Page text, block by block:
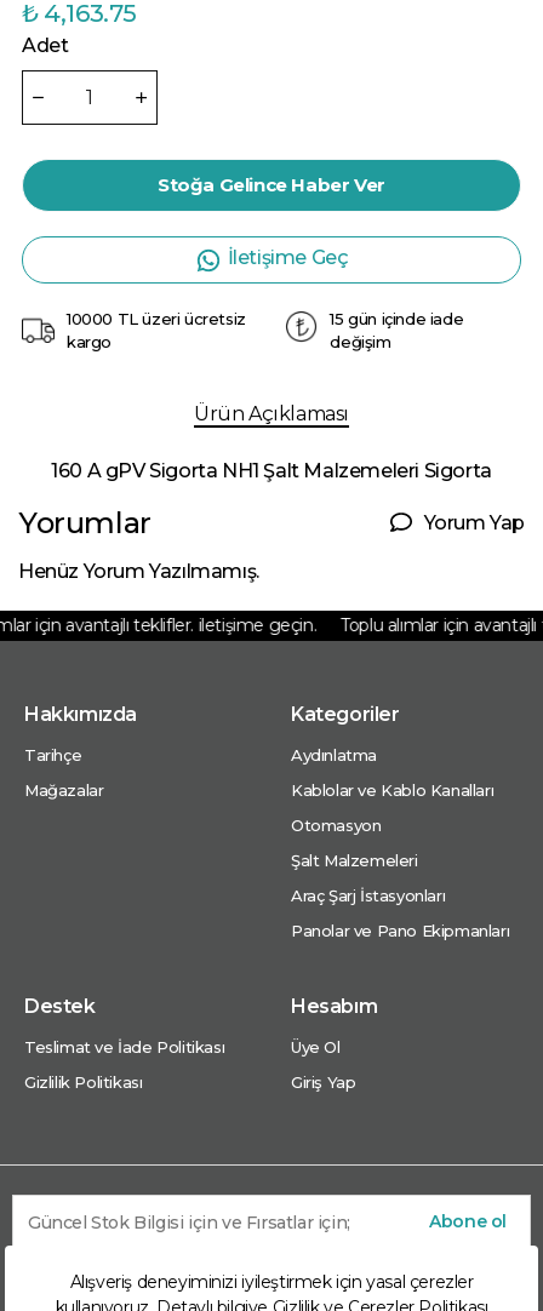
Alışveriş deneyiminizi iyileştirmek için yasal çerezler
₺ 4,163.75
Adet
Stoğa Gelince Haber Ver
İletişime Geç
10000 TL üzeri ücretsiz
kargo
15 gün içinde iade
değişim
Ürün Açıklaması
160 A gPV Sigorta NH1 Şalt Malzemeleri Sigorta
Yorumlar Yorum Yap
Henüz Yorum Yazılmamış.
için avantajlı teklifler. iletişime geçin. Toplu alımlar için
Hakkımızda
Tarihçe
Mağazalar
Kategoriler
Aydınlatma
Kablolar ve Kablo Kanalları
Otomasyon
Şalt Malzemeleri
Araç Şarj İstasyonları
Panolar ve Pano Ekipmanları
Destek
Teslimat ve İade Politikası
Gizlilik Politikası
Hesabım
Üye Ol
Giriş Yap
Abone ol